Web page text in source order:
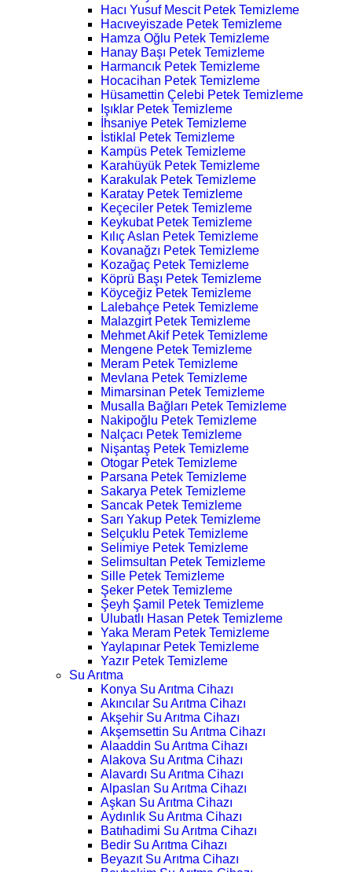
Hacı Yusuf Mescit Petek Temizleme
Hacıveyiszade Petek Temizleme
Hamza Oğlu Petek Temizleme
Hanay Başı Petek Temizleme
Harmancık Petek Temizleme
Hocacihan Petek Temizleme
Hüsamettin Çelebi Petek Temizleme
Işıklar Petek Temizleme
İhsaniye Petek Temizleme
İstiklal Petek Temizleme
Kampüs Petek Temizleme
Karahüyük Petek Temizleme
Karakulak Petek Temizleme
Karatay Petek Temizleme
Keçeciler Petek Temizleme
Keykubat Petek Temizleme
Kılıç Aslan Petek Temizleme
Kovanağzı Petek Temizleme
Kozağaç Petek Temizleme
Köprü Başı Petek Temizleme
Köyceğiz Petek Temizleme
Lalebahçe Petek Temizleme
Malazgirt Petek Temizleme
Mehmet Akif Petek Temizleme
Mengene Petek Temizleme
Meram Petek Temizleme
Mevlana Petek Temizleme
Mimarsinan Petek Temizleme
Musalla Bağları Petek Temizleme
Nakipoğlu Petek Temizleme
Nalçacı Petek Temizleme
Nişantaş Petek Temizleme
Otogar Petek Temizleme
Parsana Petek Temizleme
Sakarya Petek Temizleme
Sancak Petek Temizleme
Sarı Yakup Petek Temizleme
Selçuklu Petek Temizleme
Selimiye Petek Temizleme
Selimsultan Petek Temizleme
Sille Petek Temizleme
Şeker Petek Temizleme
Şeyh Şamil Petek Temizleme
Ulubatlı Hasan Petek Temizleme
Yaka Meram Petek Temizleme
Yaylapınar Petek Temizleme
Yazır Petek Temizleme
Su Arıtma
Konya Su Arıtma Cihazı
Akıncılar Su Arıtma Cihazı
Akşehir Su Arıtma Cihazı
Akşemsettin Su Arıtma Cihazı
Alaaddin Su Arıtma Cihazı
Alakova Su Arıtma Cihazı
Alavardı Su Arıtma Cihazı
Alpaslan Su Arıtma Cihazı
Aşkan Su Arıtma Cihazı
Aydınlık Su Arıtma Cihazı
Batıhadimi Su Arıtma Cihazı
Bedir Su Arıtma Cihazı
Beyazıt Su Arıtma Cihazı